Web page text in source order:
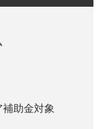
助金対象